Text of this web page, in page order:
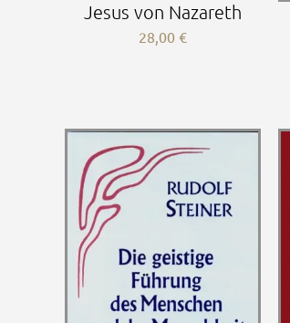
Jesus von Nazareth
28,00€